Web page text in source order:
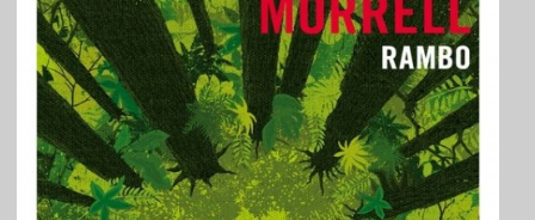
ET
LES
DE
CÔTÉ,
PARLER
SURTOUT
DE
LIVRES,
DONC,
MAIS
PAS
S’INTERDIRE
D’AUTRES
HORIZONS.
BREF,
SE
JETER